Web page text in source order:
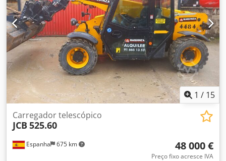
1 / 15
Espanha 675 km
Carregador telescópico
JCB 525.60
48 000 €
Preço fixo acresce IVA